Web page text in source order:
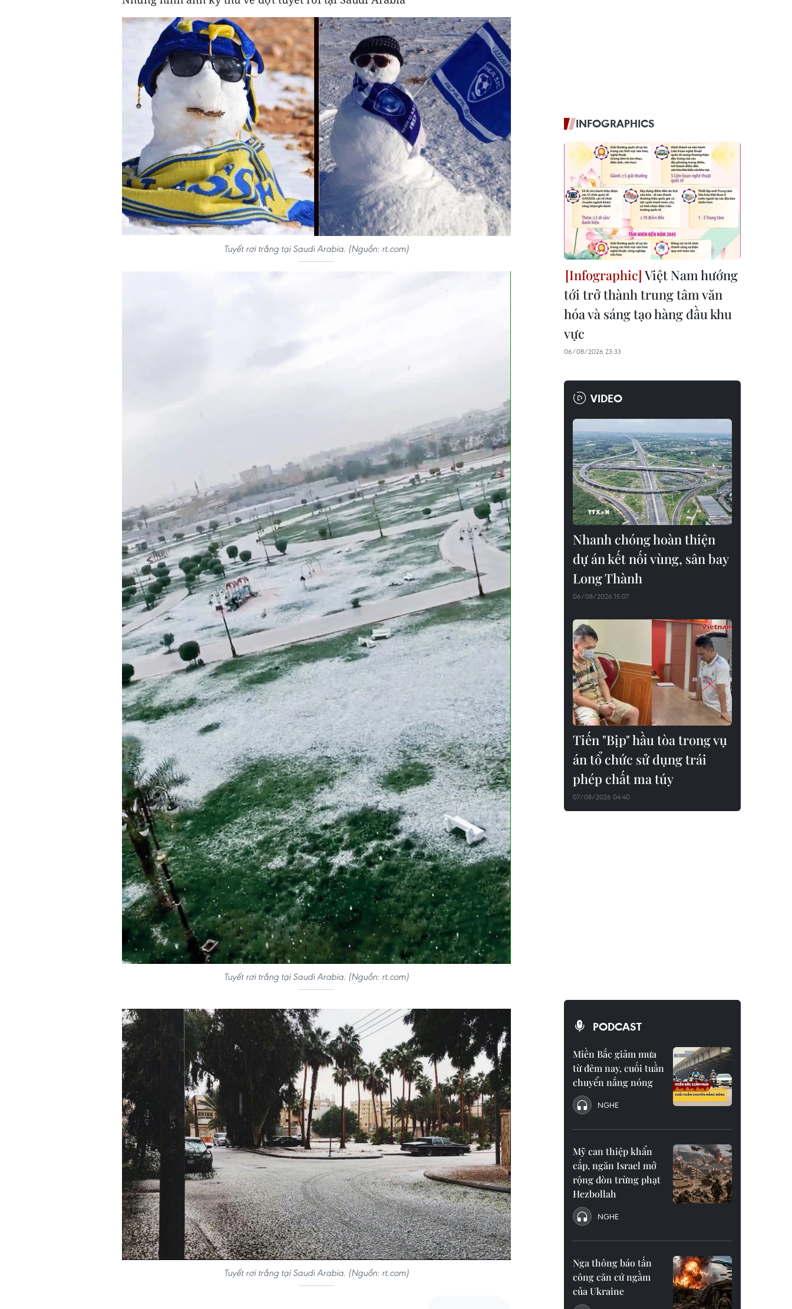
Tuyết rơi trắng tại Saudi Arabia. (Nguồn: rt.com)
Tuyết rơi trắng tại Saudi Arabia. (Nguồn: rt.com)
Tuyết rơi trắng tại Saudi Arabia. (Nguồn: rt.com)
INFOGRAPHICS
Việt Nam hướng
tới trở thành trung tâm văn
hóa và sáng tạo hàng đầu khu
vực
06/08/2026 23:33
VIDEO
Nhanh chóng hoàn thiện
dự án kết nối vùng, sân bay
Long Thành
06/08/2026 15:07
Tiến "Bịp" hầu tòa trong vụ
án tổ chức sử dụng trái
phép chất ma túy
07/08/2026 04:40
PODCAST
Miền Bắc giảm mưa
từ đêm nay, cuối tuần
chuyển nắng nóng
NGHE
Mỹ can thiệp khẩn
cấp, ngăn Israel mở
rộng đòn trừng phạt
Hezbollah
NGHE
Nga thông báo tấn
công căn cứ ngầm
của Ukraine